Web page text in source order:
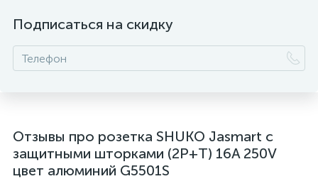
Подписаться на скидку
Отзывы про розетка SHUKO Jasmart с
защитными шторками (2P+T) 16A 250V
цвет алюминий G5501S